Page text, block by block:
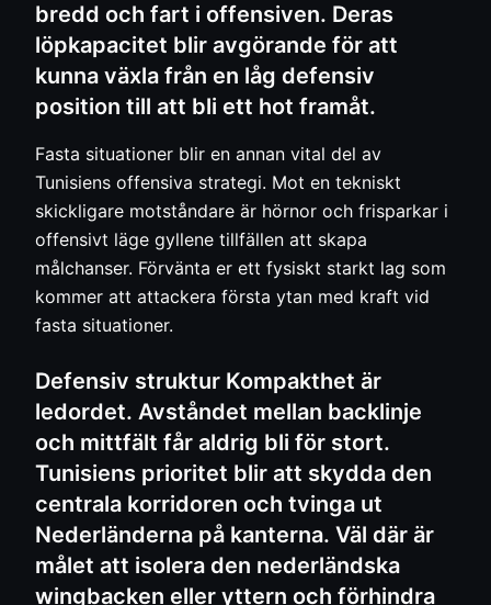
bredd och fart i offensiven. Deras
löpkapacitet blir avgörande för att
kunna växla från en låg defensiv
position till att bli ett hot framåt.
Fasta situationer blir en annan vital del av
Tunisiens offensiva strategi. Mot en tekniskt
skickligare motståndare är hörnor och frisparkar i
offensivt läge gyllene tillfällen att skapa
målchanser. Förvänta er ett fysiskt starkt lag som
kommer att attackera första ytan med kraft vid
fasta situationer.
Defensiv struktur Kompakthet är
ledordet. Avståndet mellan backlinje
och mittfält får aldrig bli för stort.
Tunisiens prioritet blir att skydda den
centrala korridoren och tvinga ut
Nederländerna på kanterna. Väl där är
målet att isolera den nederländska
wingbacken eller yttern och förhindra